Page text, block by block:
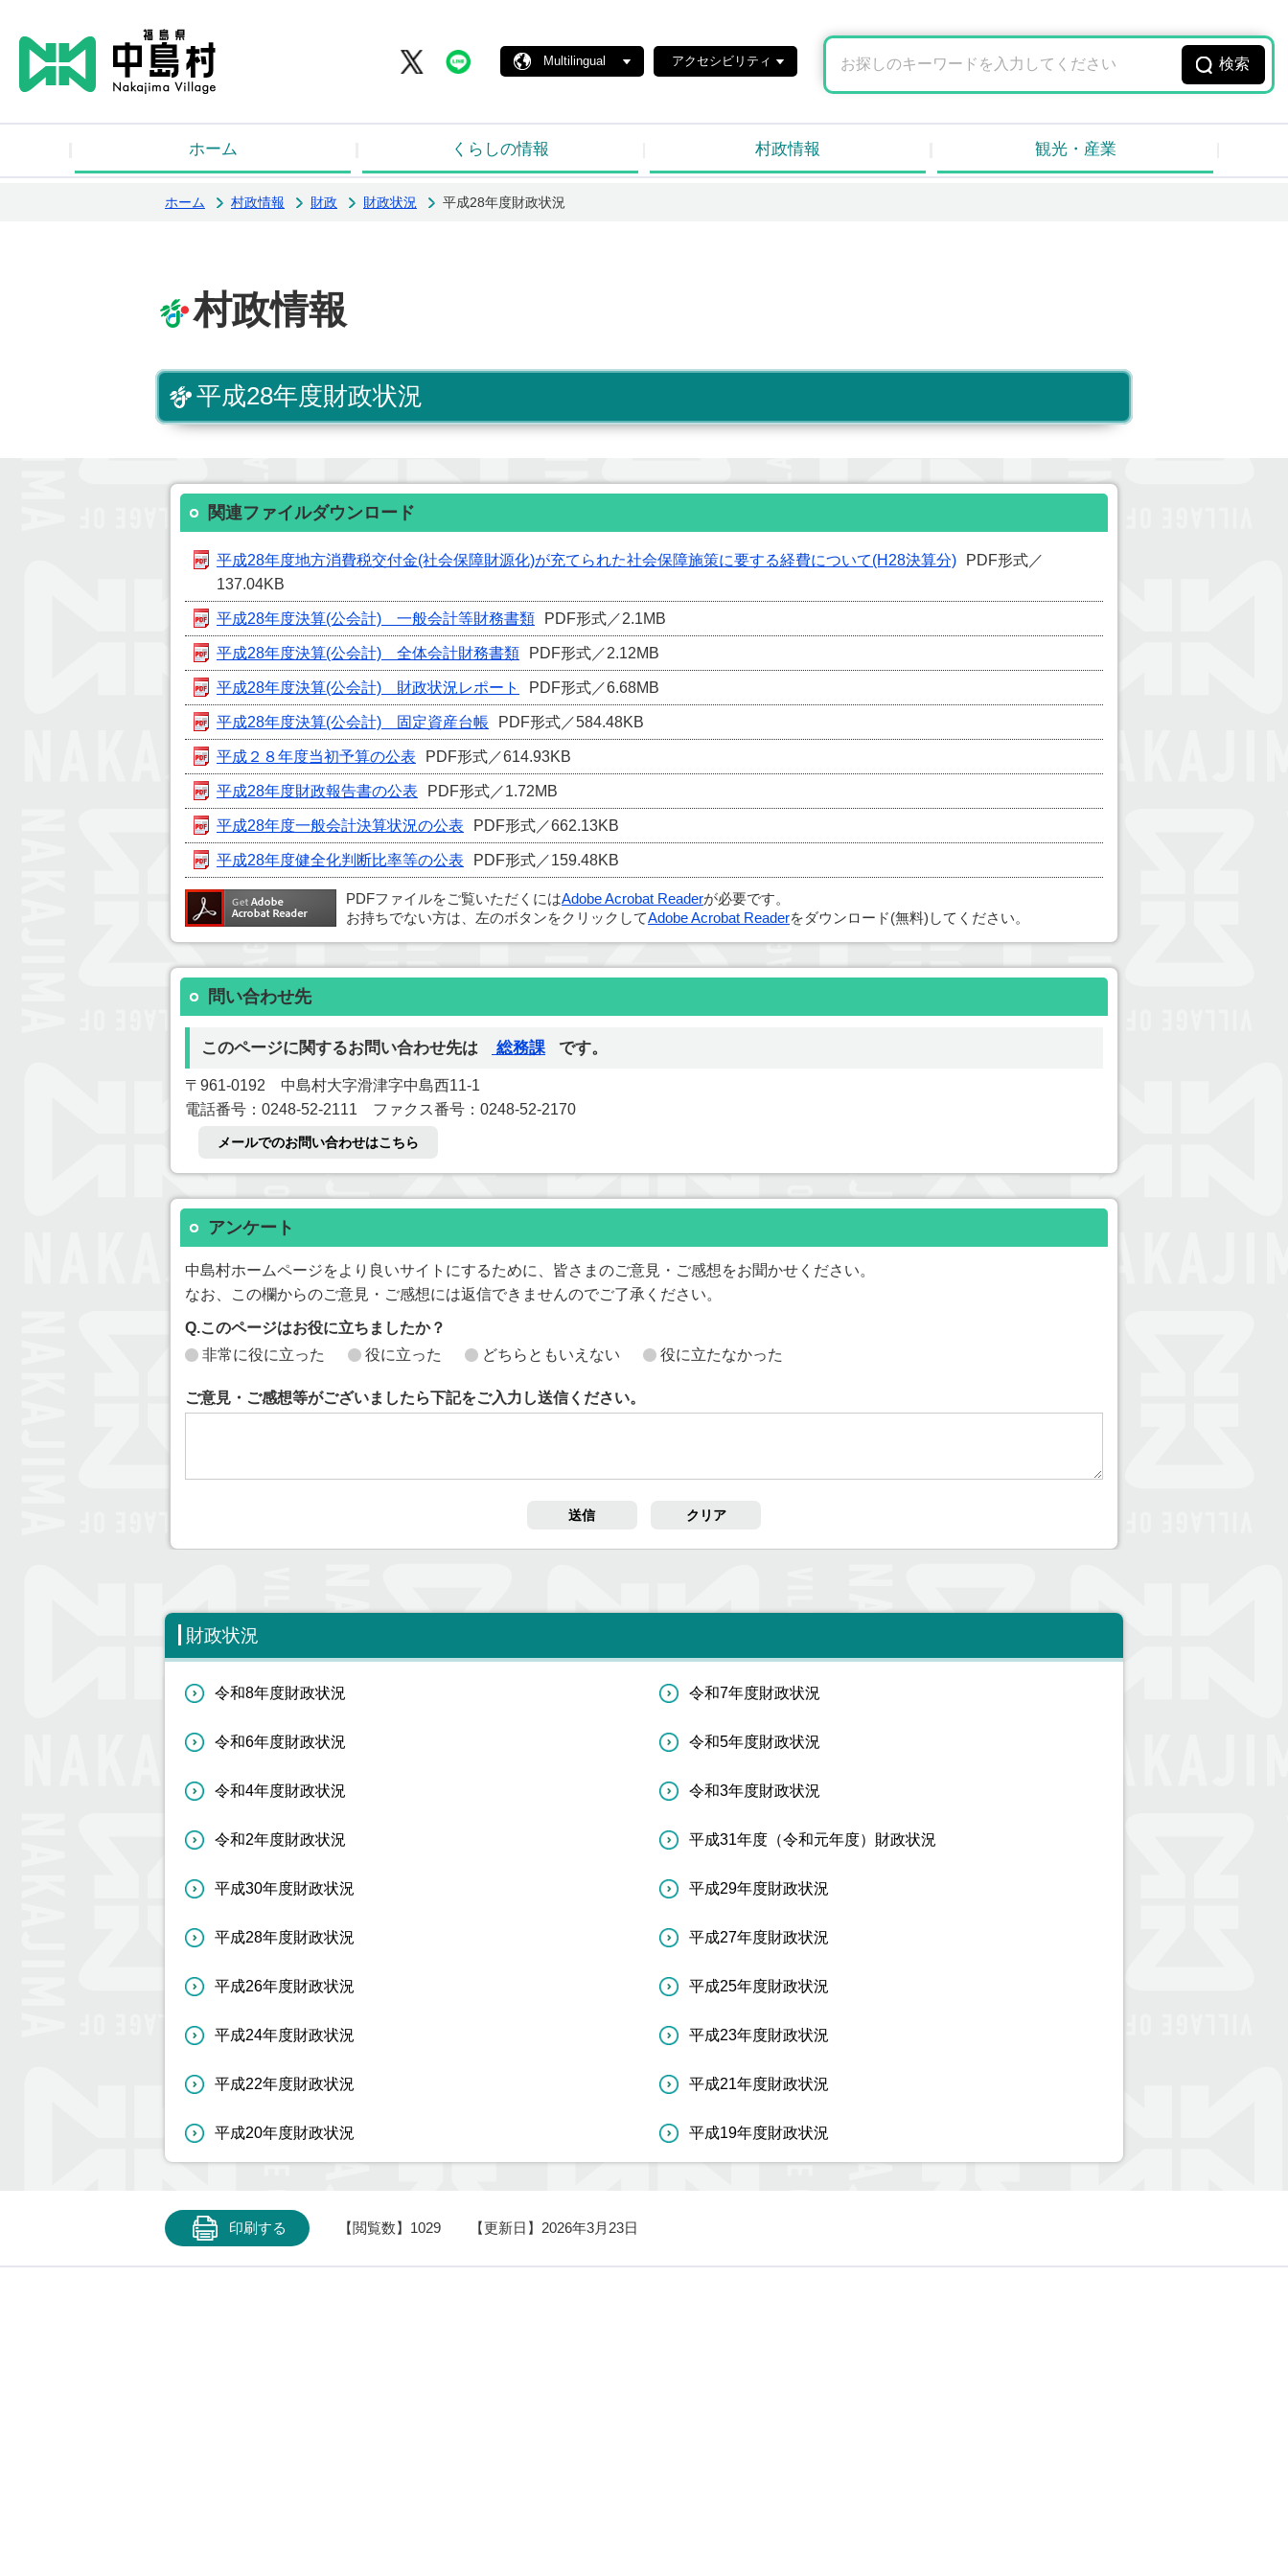
Multilingual アクセシビリティ
ホーム くらしの情報 村政情報 観光・産業
ホーム 村政情報 財政 財政状況 平成28年度財政状況
村政情報
平成28年度財政状況
関連ファイルダウンロード
平成28年度地方消費税交付金(社会保障財源化)が充てられた社会保障施策に要する経費について(H28決算分)
PDF形式／
137.04KB
平成28年度決算(公会計) 一般会計等財務書類 PDF形式／2.1MB
平成28年度決算(公会計) 全体会計財務書類 PDF形式／2.12MB
平成28年度決算(公会計) 財政状況レポート PDF形式／6.68MB
平成28年度決算(公会計) 固定資産台帳 PDF形式／584.48KB
平成２８年度当初予算の公表 PDF形式／614.93KB
平成28年度財政報告書の公表 PDF形式／1.72MB
平成28年度一般会計決算状況の公表 PDF形式／662.13KB
平成28年度健全化判断比率等の公表 PDF形式／159.48KB
PDFファイルをご覧いただくにはAdobe Acrobat Readerが必要です。
お持ちでない方は、左のボタンをクリックしてAdobe Acrobat Readerをダウンロード(無料)してください。
問い合わせ先
このページに関するお問い合わせ先は 総務課 です。
〒961-0192 中島村大字滑津字中島西11-1
電話番号：0248-52-2111 ファクス番号：0248-52-2170
メールでのお問い合わせはこちら
アンケート
中島村ホームページをより良いサイトにするために、皆さまのご意見・ご感想をお聞かせください。
なお、この欄からのご意見・ご感想には返信できませんのでご了承ください。
Q.このページはお役に立ちましたか？
非常に役に立った
役に立った どちらともいえない 役に立たなかった
ご意見・ご感想等がございましたら下記をご入力し送信ください。
財政状況
令和8年度財政状況 令和7年度財政状況
令和6年度財政状況 令和5年度財政状況
令和4年度財政状況 令和3年度財政状況
令和2年度財政状況 平成31年度（令和元年度）財政状況
平成30年度財政状況 平成29年度財政状況
平成28年度財政状況 平成27年度財政状況
平成26年度財政状況 平成25年度財政状況
平成24年度財政状況 平成23年度財政状況
平成22年度財政状況 平成21年度財政状況
平成20年度財政状況 平成19年度財政状況
印刷する 【閲覧数】 1029 【更新日】 2026年3月23日